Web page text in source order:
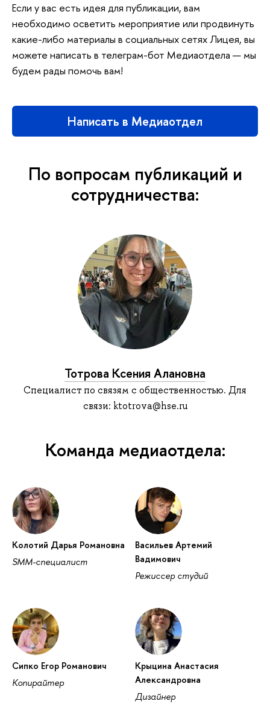
Если у вас есть идея для публикации, вам
необходимо осветить мероприятие или продвинуть
какие-либо материалы в социальных сетях Лицея, вы
можете написать в телеграм-бот Медиаотдела — мы
будем рады помочь вам!
Написать в Медиаотдел
По вопросам публикаций и
сотрудничества:
Тотрова Ксения Алановна
Специалист по связям с общественностью. Для
связи: ktotrova@hse.ru
Команда медиаотдела:
Колотий Дарья Романовна
SMM-специалист
Васильев Артемий
Вадимович
Режиссер студий
Сипко Егор Романович
Копирайтер
Крыцина Анастасия
Александровна
Дизайнер